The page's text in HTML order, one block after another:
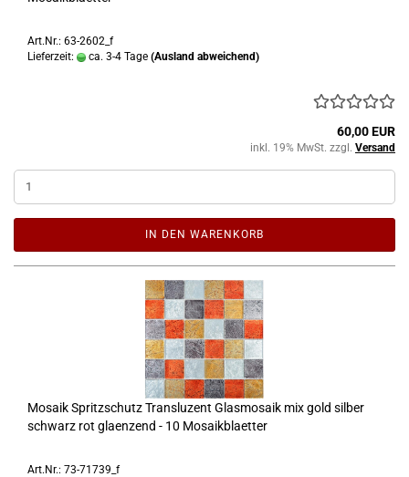
Art.Nr.: 63-2602_f
Lieferzeit:
ca. 3-4 Tage (Ausland abweichend)
60,00 EUR
inkl. 19% MwSt. zzgl. Versand
IN DEN WARENKORB
Mosaik Spritzschutz Transluzent Glasmosaik mix gold silber
schwarz rot glaenzend - 10 Mosaikblaetter
Art.Nr.: 73-71739_f